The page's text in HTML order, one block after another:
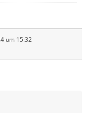
um 15:32